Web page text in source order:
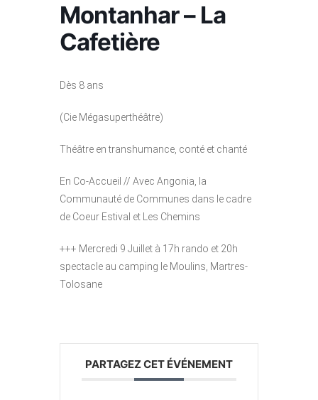
Montanhar – La
Cafetière
Dès 8 ans
(Cie Mégasuperthéâtre)
Théâtre en transhumance, conté et chanté
En Co-Accueil // Avec Angonia, la
Communauté de Communes dans le cadre
de Coeur Estival et Les Chemins
+++ Mercredi 9 Juillet à 17h rando et 20h
spectacle au camping le Moulins, Martres-
Tolosane
PARTAGEZ CET ÉVÉNEMENT